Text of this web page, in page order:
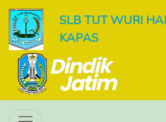
SLB TUT WURI
KAPAS